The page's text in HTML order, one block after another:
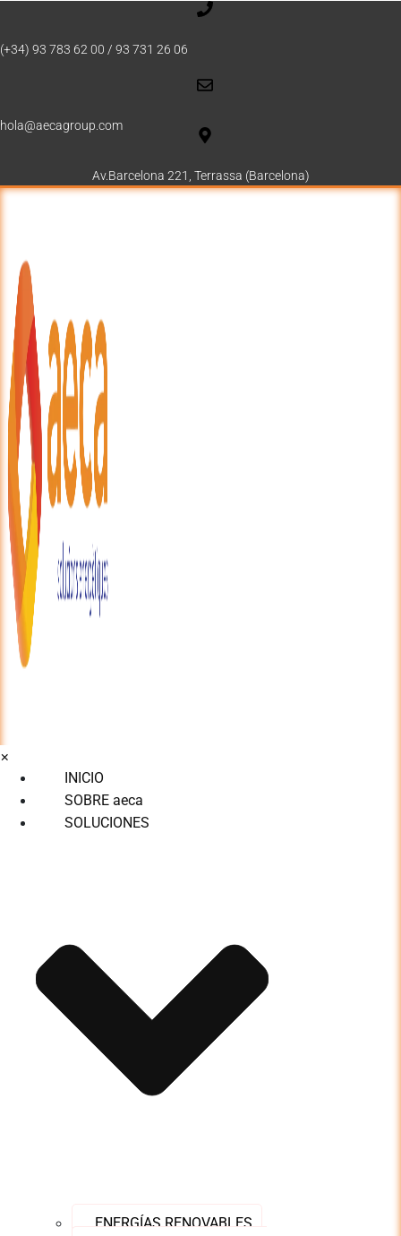
(+34) 93 783 62 00 / 93 731 26 06
hola@aecagroup.com
Av.Barcelona 221, Terrassa (Barcelona)
×
INICIO
SOBRE aeca
SOLUCIONES
ENERGÍAS RENOVABLES